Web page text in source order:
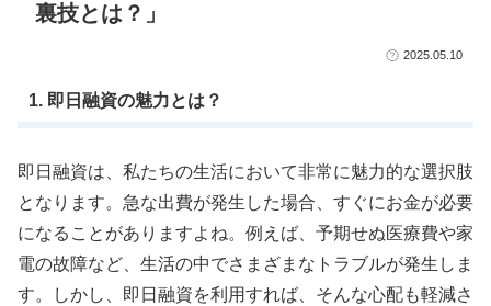
裏技とは？」
2025.05.10
1. 即日融資の魅力とは？
即日融資は、私たちの生活において非常に魅力的な選択肢
となります。急な出費が発生した場合、すぐにお金が必要
になることがありますよね。例えば、予期せぬ医療費や家
電の故障など、生活の中でさまざまなトラブルが発生しま
す。しかし、即日融資を利用すれば、そんな心配も軽減さ